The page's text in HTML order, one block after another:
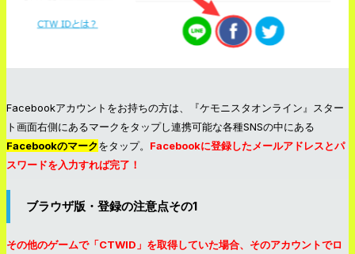
Facebookアカウントをお持ちの方は、『ケモニスタオンライン』スター
ト画面右側にあるマークをタップし連携可能な各種SNSの中にある
Facebookのマークをタップ。 Facebookに登録したメールアドレスとパ
スワードを入力すれば完了！
ブラウザ版・登録の注意点その1
その他のゲームで「CTWID」を取得していた場合、そのアカウントでロ